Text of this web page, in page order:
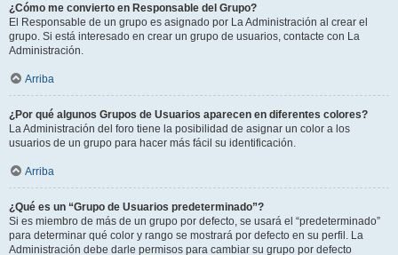
¿Cómo me convierto en Responsable del Grupo?
El Responsable de un grupo es asignado por La Administración al crear el
grupo. Si está interesado en crear un grupo de usuarios, contacte con La
Administración.
Arriba
¿Por qué algunos Grupos de Usuarios aparecen en diferentes colores?
La Administración del foro tiene la posibilidad de asignar un color a los
usuarios de un grupo para hacer más fácil su identificación.
Arriba
¿Qué es un “Grupo de Usuarios predeterminado”?
Si es miembro de más de un grupo por defecto, se usará el “predeterminado”
para determinar qué color y rango se mostrará por defecto en su perfil. La
Administración debe darle permisos para cambiar su grupo por defecto